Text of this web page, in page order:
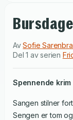
AvSofie
Del 1 av serien
Spennende
Sangen stilner
Sengen er tom